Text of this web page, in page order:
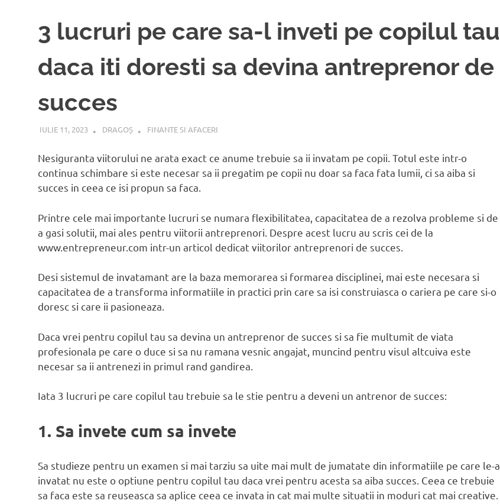
3 lucruri pe care sa-l inveti pe copilul tau
daca iti doresti sa devina antreprenor de
succes
IULIE 11, 2023 DRAGOȘ FINANTE SI AFACERI
Nesiguranta viitorului ne arata exact ce anume trebuie sa ii invatam pe copii. Totul este intr-o
continua schimbare si este necesar sa ii pregatim pe copii nu doar sa faca fata lumii, ci sa aiba si
succes in ceea ce isi propun sa faca.
Printre cele mai importante lucruri se numara flexibilitatea, capacitatea de a rezolva probleme si de
a gasi solutii, mai ales pentru viitorii antreprenori. Despre acest lucru au scris cei de la
www.entrepreneur.com intr-un articol dedicat viitorilor antreprenori de succes.
Desi sistemul de invatamant are la baza memorarea si formarea disciplinei, mai este necesara si
capacitatea de a transforma informatiile in practici prin care sa isi construiasca o cariera pe care si-o
doresc si care ii pasioneaza.
Daca vrei pentru copilul tau sa devina un antreprenor de succes si sa fie multumit de viata
profesionala pe care o duce si sa nu ramana vesnic angajat, muncind pentru visul altcuiva este
necesar sa ii antrenezi in primul rand gandirea.
Iata 3 lucruri pe care copilul tau trebuie sa le stie pentru a deveni un antrenor de succes:
1. Sa invete cum sa invete
Sa studieze pentru un examen si mai tarziu sa uite mai mult de jumatate din informatiile pe care le-a
invatat nu este o optiune pentru copilul tau daca vrei pentru acesta sa aiba succes. Ceea ce trebuie
sa faca este sa reuseasca sa aplice ceea ce invata in cat mai multe situatii in moduri cat mai creative.